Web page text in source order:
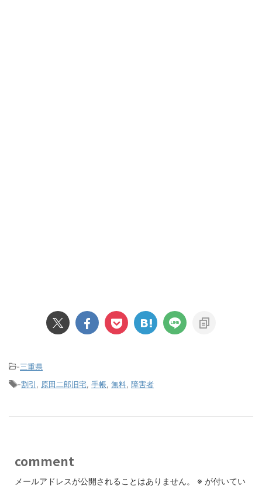
-三重県
-割引 原田二郎旧宅 手帳 無料 障害者
comment
メールアドレスが公開されることはありません。 ※ が付いてい